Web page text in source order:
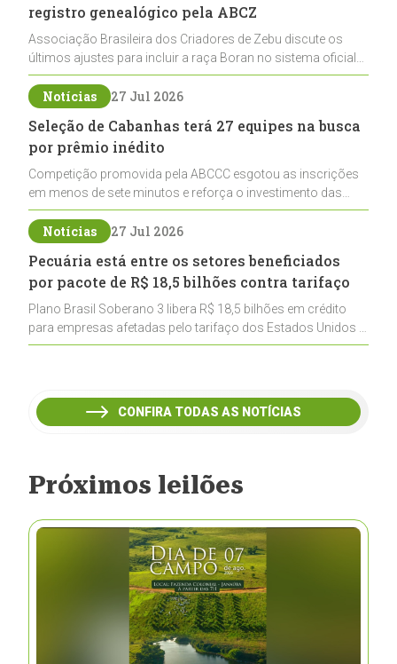
registro genealógico pela ABCZ
Associação Brasileira dos Criadores de Zebu discute os
últimos ajustes para incluir a raça Boran no sistema oficial
de registros, abrindo caminho para sua expansão na
pecuária nacional
Notícias 27 Jul 2026
Seleção de Cabanhas terá 27 equipes na busca
por prêmio inédito
Competição promovida pela ABCCC esgotou as inscrições
em menos de sete minutos e reforça o investimento das
cabanhas na seleção genética de Cavalos Crioulos voltados
ao laço
Notícias 27 Jul 2026
Pecuária está entre os setores beneficiados
por pacote de R$ 18,5 bilhões contra tarifaço
Plano Brasil Soberano 3 libera R$ 18,5 bilhões em crédito
para empresas afetadas pelo tarifaço dos Estados Unidos e
inclui a pecuária entre os setores estratégicos
CONFIRA TODAS AS NOTÍCIAS
Próximos leilões